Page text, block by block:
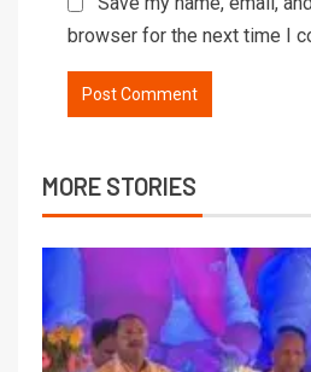
browser for the next time I
MORE STORIES